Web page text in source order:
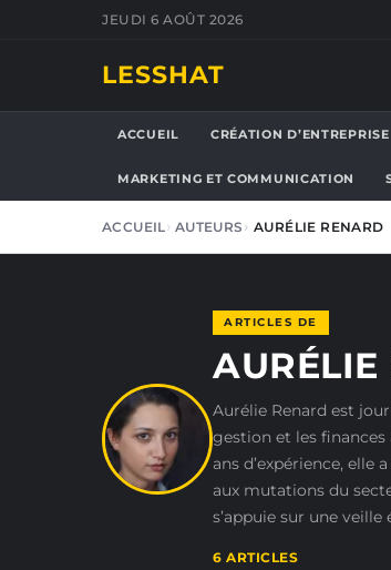
JEUDI 6 AOÛT 2026
LESSHAT
ACCUEIL CRÉATION D’ENTREPRISE
MARKETING ET COMMUNICATION
ACCUEIL AUTEURS AURÉLIE RENARD
ARTICLES DE
AURÉLIE
Aurélie Renard est
gestion et les
ans d’expérience,
aux mutations du
s’appuie sur une
6 ARTICLES